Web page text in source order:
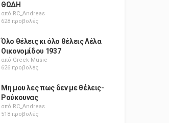
ΘΩΔΗ
από RC_Andreas
628 προβολές
Όλο θέλεις κι όλο θέλεις Λέλα
Οικονομίδου 1937
από Greek-Music
626 προβολές
Μη μου λες πως δεν με θέλεις-
Ρούκουνας
από RC_Andreas
518 προβολές